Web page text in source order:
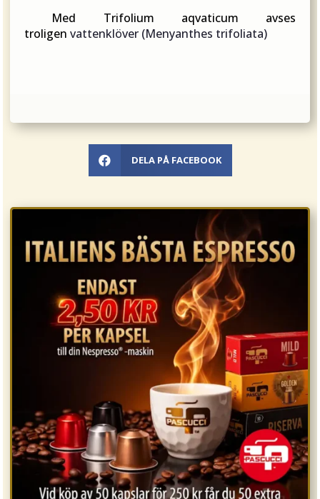
Med Trifolium aqvaticum avses
troligenvattenklöver (Menyanthes trifoliata)
 DELA PÅ FACEBOOK